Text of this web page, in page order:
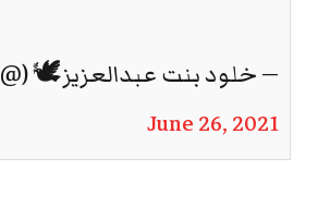
— خلود بنت عبدالعزيز🕊 (@khulodq99)
June 26, 2021